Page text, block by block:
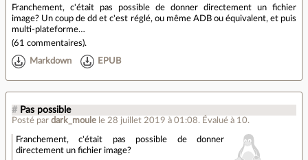
Franchement, c'était pas possible de donner directement un fichier
image? Un coup de dd et c'est réglé, ou même ADB ou équivalent, et puis
multi-plateforme…
(61 commentaires).
Markdown EPUB
# Pas possible
Posté par dark_moule le 28 juillet 2019 à 01:08. Évalué à 10.
Franchement, c'était pas possible de donner
directement un fichier image?